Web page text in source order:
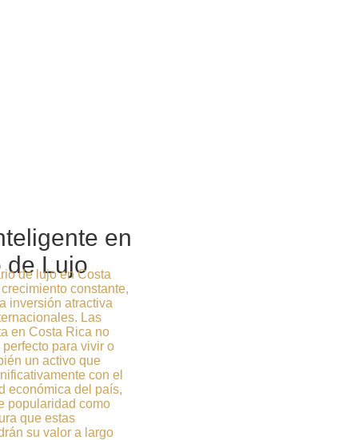
en
de Lujo
de lujo en Costa
constante,
inversión atractiva
Las
en Costa Rica no
para vivir o
un activo que
con el
económica del país,
popularidad como
que estas
su valor a largo